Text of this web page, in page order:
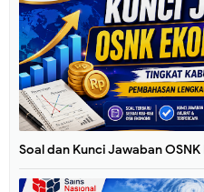
Soal dan Kunci Jawaban